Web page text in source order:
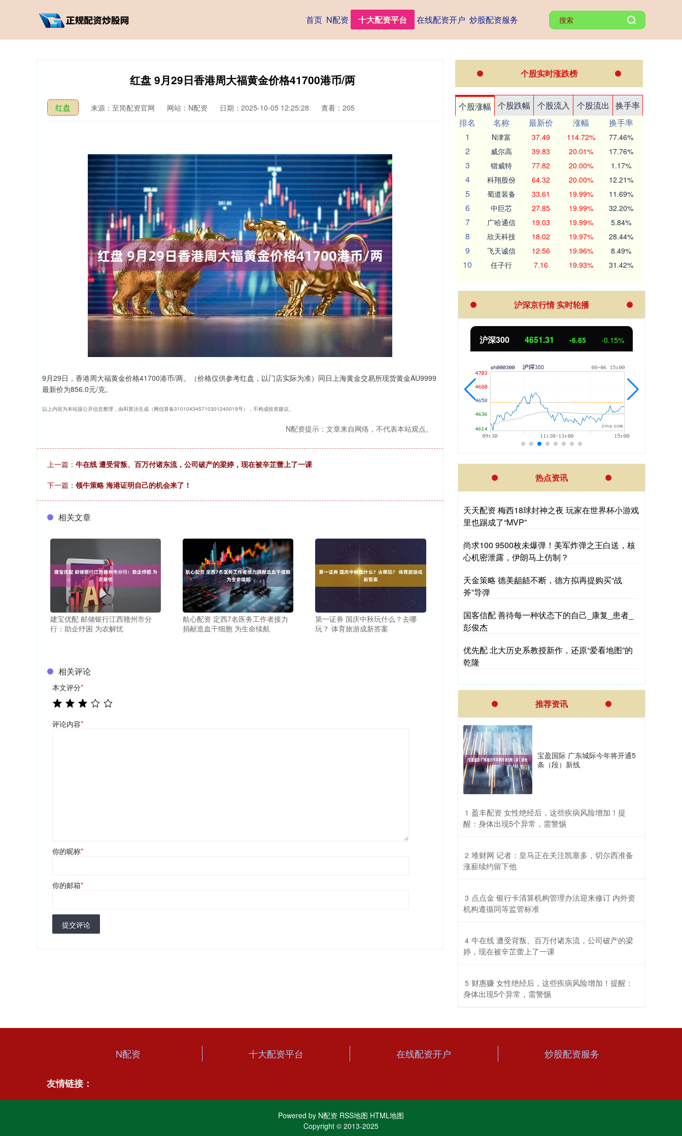
首页 N配资 十大配资平台 在线配资开户 炒股配资服务
红盘 9月29日香港周大福黄金价格41700港币/两
红盘 来源：至简配资官网 网站：N配资 日期：2025-10-05 12:25:28 查看：205
9月29日，香港周大福黄金价格41700港币/两。（价格仅供参考红盘，以门店实际为准）同日上海黄金交易所现货黄金AU9999
最新价为856.0元/克。
以上内容为本站据公开信息整理，由AI算法生成（网信算备310104345710301240019号），不构成投资建议。
N配资提示：文章来自网络，不代表本站观点。
上一篇： 牛在线 遭受背叛、百万付诸东流，公司破产的梁婷，现在被辛芷蕾上了一课
下一篇： 领牛策略 海港证明自己的机会来了！
相关文章
建宝优配 邮储银行江西赣州市分
行：助企纾困 为农解忧
航心配资 定西7名医务工作者接力
捐献造血干细胞 为生命续航
第一证券 国庆中秋玩什么？去哪
玩？ 体育旅游成新答案
相关评论
本文评分*
评论内容*
你的昵称*
你的邮箱*
提交评论
个股实时涨跌榜
个股涨幅 个股跌幅 个股流入 个股流出
换手率
排名
名称 最新价 涨幅
换手率
1
N津富 37.49 114.72% 77.46%
2 威尔高 39.83 20.01% 17.76%
3 锴威特 77.82 20.00% 1.17%
4 科翔股份 64.32 20.00% 12.21%
5 蜀道装备 33.61 19.99% 11.69%
6 中巨芯 27.85 19.99% 32.20%
7 广哈通信 19.03 19.99% 5.84%
8 欣天科技 18.02 19.97% 28.44%
9 飞天诚信 12.56 19.96% 8.49%
10 任子行 7.16 19.93% 31.42%
沪深京行情 实时轮播
4651.31 -6.85 北证50 1122.88 3.42 0.30%
热点资讯
天天配资 梅西18球封神之夜 玩家在世界杯小游戏
里也踢成了“MVP”
尚求100 9500枚未爆弹！美军炸弹之王白送，核
心机密泄露，伊朗马上仿制？
天金策略 德美龃龉不断，德方拟再提购买“战
斧”导弹
国客信配 善待每一种状态下的自己_康复_患者_
彭俊杰
优先配 北大历史系教授新作，还原“爱看地图”的
乾隆
推荐资讯
宝盈国际 广东城际今年将开通5
条（段）新线
1 ​盈丰配资 女性绝经后，这些疾病风险增加！提
醒：身体出现5个异常，需警惕
2 ​堆财网 记者：皇马正在关注凯塞多，切尔西准备
涨薪续约留下他
3 ​点点金 银行卡清算机构管理办法迎来修订 内外资
机构遵循同等监管标准
4 ​牛在线 遭受背叛、百万付诸东流，公司破产的梁
婷，现在被辛芷蕾上了一课
5 ​财惠赚 女性绝经后，这些疾病风险增加！提醒：
身体出现5个异常，需警惕
N配资 十大配资平台 在线配资开户 炒股配资服务
友情链接：
Powered by N配资 RSS地图 HTML地图
Copyright © 2013-2025